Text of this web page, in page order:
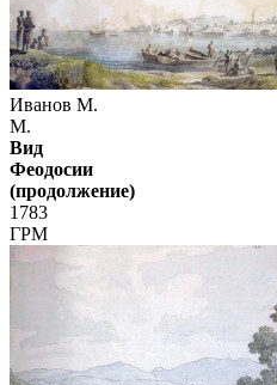
Иванов М.
М.
Вид
Феодосии
(продолжение)
1783
ГРМ